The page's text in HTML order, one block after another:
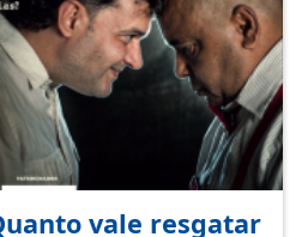
vale resgatar